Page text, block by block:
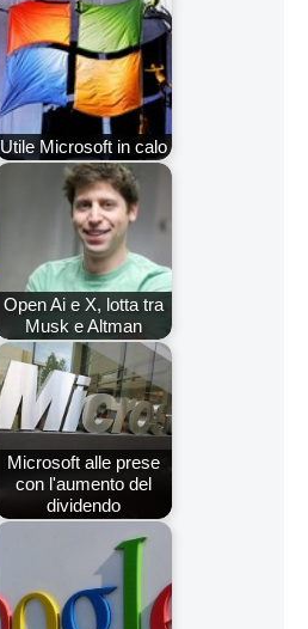
Utile Microsoft in calo
Open Ai e X, lotta tra
Musk e Altman
Microsoft alle prese
con l'aumento del
dividendo